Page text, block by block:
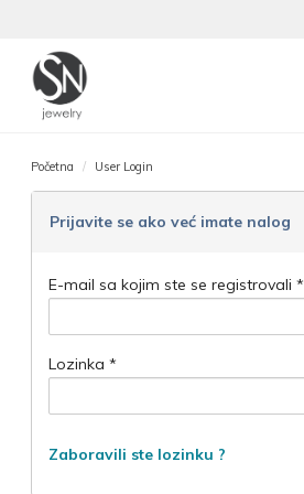
Početna User Login
Prijavite se ako već imate nalog
E-mail sa kojim ste se registrovali *
Lozinka *
Zaboravili ste lozinku ?